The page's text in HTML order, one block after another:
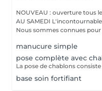
NOUVEAU : ouverture tous
AU SAMEDI L'incontournable institut de beauté à Luxembourg.
Nous sommes connues pour
manucure simple
pose complète avec
base soin fortifiant